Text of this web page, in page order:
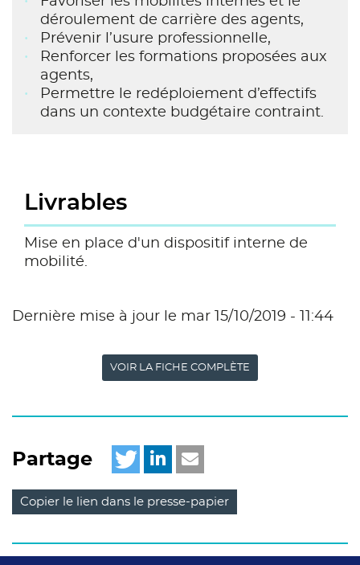
déroulement de carrière des agents,
Prévenir l’usure professionnelle,
Renforcer les formations proposées aux
agents,
Permettre le redéploiement d’effectifs
dans un contexte budgétaire contraint.
Livrables
Mise en place d'un dispositif interne de
mobilité.
Dernière mise à jour le mar 15/10/2019 - 11:44
VOIR LA FICHE COMPLÈTE
Partage
Copier le lien dans le presse-papier